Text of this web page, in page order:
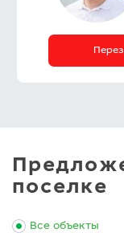
поселке
Все объекты